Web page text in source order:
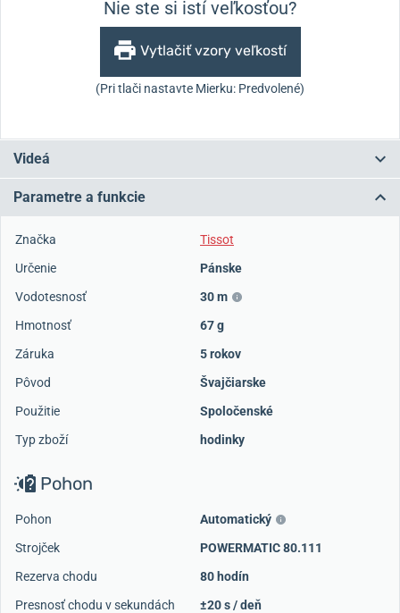
Nie ste si istí veľkosťou?
Vytlačiť vzory veľkostí
(Pri tlači nastavte Mierku: Predvolené)
Videá
Parametre a funkcie
Značka
Tissot
Určenie
Pánske
Vodotesnosť
30 m
Hmotnosť
67 g
Záruka
5 rokov
Pôvod
Švajčiarske
Použitie
Spoločenské
Typ zboží
hodinky
Pohon
Pohon
Automatický
Strojček
POWERMATIC 80.111
Rezerva chodu
80 hodín
Presnosť chodu v sekundách
±20 s / deň